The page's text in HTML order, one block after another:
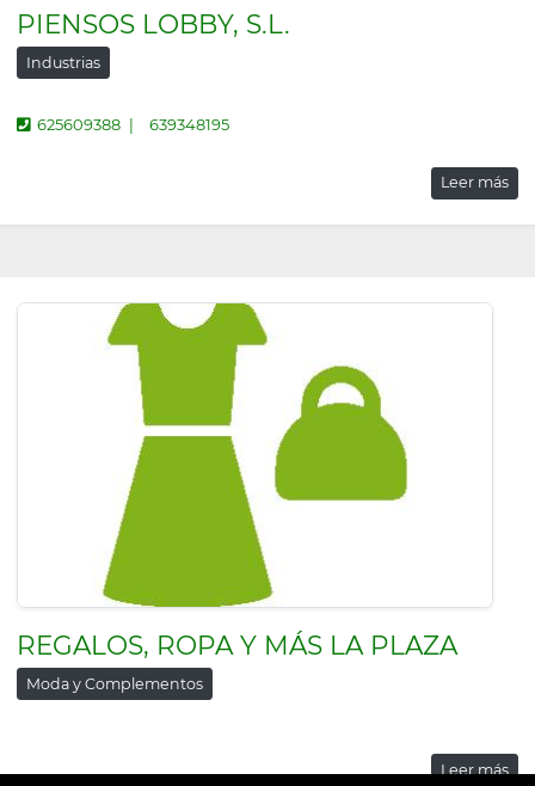
PIENSOS LOBBY, S.L.
Industrias
625609388 639348195
Leer más
REGALOS, ROPA Y MÁS LA PLAZA
Moda y Complementos
Leer más